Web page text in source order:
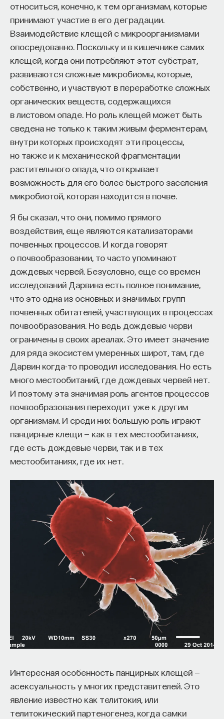
относиться, конечно, к тем организмам, которые
принимают участие в его деградации.
Взаимодействие клещей с микроорганизмами
опосредованно. Поскольку и в кишечнике самих
клещей, когда они потребляют этот субстрат,
развиваются сложные микробиомы, которые,
собственно, и участвуют в переработке сложных
органических веществ, содержащихся
в листовом опаде. Но роль клещей может быть
сведена не только к таким живым ферментерам,
внутри которых происходят эти процессы,
но также и к механической фрагментации
растительного опада, что открывает
возможность для его более быстрого заселения
микробиотой, которая находится в почве.
Я бы сказал, что они, помимо прямого
воздействия, еще являются катализаторами
почвенных процессов. И когда говорят
о почвообразовании, то часто упоминают
дождевых червей. Безусловно, еще со времен
исследований Дарвина есть полное понимание,
что это одна из основных и значимых групп
почвенных обитателей, участвующих в процессах
почвообразования. Но ведь дождевые черви
ограничены в своих ареалах. Это имеет значение
для ряда экосистем умеренных широт, там, где
Дарвин когда-то проводил исследования. Но есть
много местообитаний, где дождевых червей нет.
И поэтому эта значимая роль агентов процессов
почвообразования переходит уже к другим
организмам. И среди них большую роль играют
панцирные клещи — как в тех местообитаниях,
где есть дождевые черви, так и в тех
местообитаниях, где их нет.
Интересная особенность панцирных клещей —
асексуальность у многих представителей. Это
явление известно как телитокия, или
телитокический партеногенез, когда самки